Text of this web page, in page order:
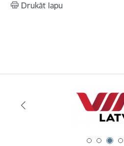
Drukāt lapu